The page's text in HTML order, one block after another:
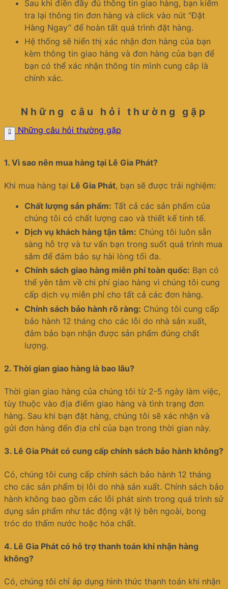
Sau khi điền đầy đủ thông tin giao hàng, bạn kiểm
tra lại thông tin đơn hàng và click vào nút “Đặt
Hàng Ngay” để hoàn tất quá trình đặt hàng.
Hệ thống sẽ hiển thị xác nhận đơn hàng của bạn
kèm thông tin giao hàng và đơn hàng của bạn để
bạn có thể xác nhận thông tin mình cung câp là
chính xác.
Những câu hỏi thường gặp
Những câu hỏi thường gặp
1. Vì sao nên mua hàng tại Lê Gia Phát?
Khi mua hàng tại Lê Gia Phát, bạn sẽ được trải nghiệm:
Chất lượng sản phẩm: Tất cả các sản phẩm của
chúng tôi có chất lượng cao và thiết kế tinh tế.
Dịch vụ khách hàng tận tâm: Chúng tôi luôn sẵn
sàng hỗ trợ và tư vấn bạn trong suốt quá trình mua
sắm để đảm bảo sự hài lòng tối đa.
Chính sách giao hàng miễn phí toàn quốc: Bạn có
thể yên tâm về chi phí giao hàng vì chúng tôi cung
cấp dịch vụ miễn phí cho tất cả các đơn hàng.
Chính sách bảo hành rõ ràng: Chúng tôi cung cấp
bảo hành 12 tháng cho các lỗi do nhà sản xuất,
đảm bảo bạn nhận được sản phẩm đúng chất
lượng.
2. Thời gian giao hàng là bao lâu?
Thời gian giao hàng của chúng tôi từ 2-5 ngày làm việc,
tùy thuộc vào địa điểm giao hàng và tình trạng đơn
hàng. Sau khi bạn đặt hàng, chúng tôi sẽ xác nhận và
gửi đơn hàng đến địa chỉ của bạn trong thời gian này.
3. Lê Gia Phát có cung cấp chính sách bảo hành không?
Có, chúng tôi cung cấp chính sách bảo hành 12 tháng
cho các sản phẩm bị lỗi do nhà sản xuất. Chính sách bảo
hành không bao gồm các lỗi phát sinh trong quá trình sử
dụng sản phẩm như tác động vật lý bên ngoài, bong
tróc do thấm nước hoặc hóa chất.
4. Lê Gia Phát có hỗ trợ thanh toán khi nhận hàng
không?
Có, chúng tôi chỉ áp dụng hình thức thanh toán khi nhận